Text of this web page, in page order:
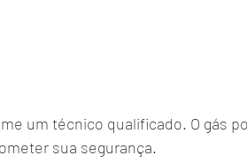
um técnico qualificado. O gás
sua segurança.